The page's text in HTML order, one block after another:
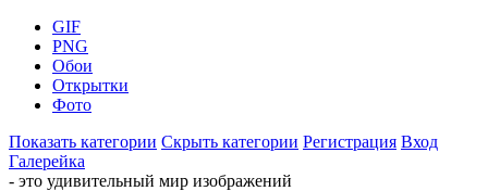
GIF
PNG
Обои
Открытки
Фото
Показать категории Скрыть категории Регистрация Вход
Галерейка
- это удивительный мир изображений